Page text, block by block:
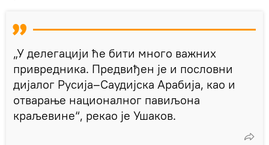
„У делегацији ће бити много важних
привредника. Предвиђен је и пословни
дијалог Русија–Саудијска Арабија, као и
отварање националног павиљона
краљевине“, рекао је Ушаков.